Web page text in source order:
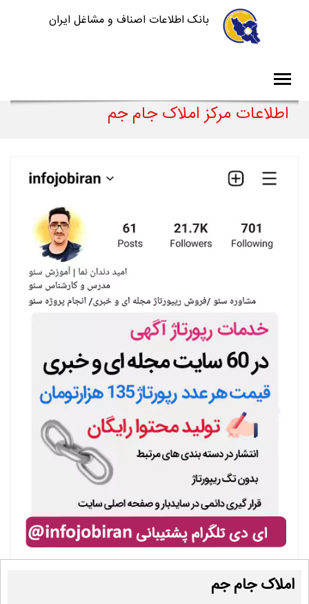
بانک اطلاعات اصناف و مشاغل ایران
اطلاعات مرکز املاک جام جم
املاک جام جم